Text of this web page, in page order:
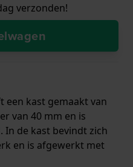
verzonden!
een kast gemaakt van
van 40 mm en is
In de kast bevindt zich
en is afgewerkt met